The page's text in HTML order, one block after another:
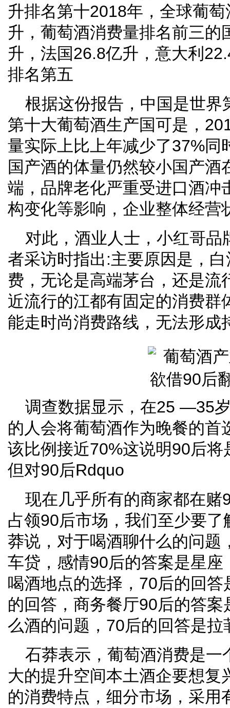
升排名第十2018年，全球葡
升，葡萄酒消费量排名前三的
升，法国26.8亿升，意大利
排名第五
根据这份报告，中国是世界
第十大葡萄酒生产国可是，
量实际上比上年减少了37%同
国产酒的体量仍然较小国产酒
端，品牌老化严重受进口酒冲
构变化等影响，企业整体经营
对此，酒业人士，小红哥
者采访时指出:主要原因是，
费，无论是高端茅台，还是流
近流行的江都有固定的消费群
能走时尚消费路线，无法形成
调查数据显示，在25 —35
的人会将葡萄酒作为晚餐的
该比例接近70%这说明90后
但对90后Rdquo
现在几乎所有的商家都在赌
占领90后市场，我们至少要
莽说，对于喝酒聊什么的问题
车贷，感情90后的答案是星
喝酒地点的选择，70后的回
的回答，商务餐厅90后的答
么酒的问题，70后的回答是拉
石莽表示，葡萄酒消费是一
大的提升空间本土酒企要想复
的消费特点，细分市场，采用